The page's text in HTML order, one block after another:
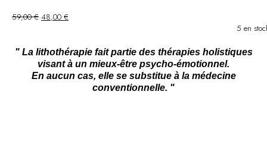
59,00€ Le
était :
59,00 €.
48,00 €
est :
48,00 €.
5 en
" La lithothérapie fait partie des thérapies holistiques
visant à un mieux-être psycho-émotionnel.
En aucun cas, elle se substitue à la médecine
conventionnelle. "